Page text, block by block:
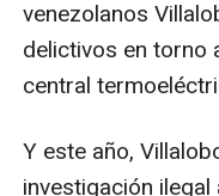
venezolanos
delictivos en torno
central
Y este año,
investigación